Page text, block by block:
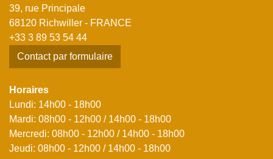
39, rue Principale
68120 Richwiller - FRANCE
+33 3 89 53 54 44
Contact par formulaire
Horaires
Lundi: 14h00 - 18h00
Mardi: 08h00 - 12h00 / 14h00 - 18h00
Mercredi: 08h00 - 12h00 / 14h00 - 18h00
Jeudi: 08h00 - 12h00 / 14h00 - 18h00